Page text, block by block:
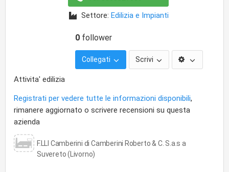
Settore: Edilizia e Impianti
0 follower
Collegati Scrivi
Attivita' edilizia
Registrati per vedere tutte le informazioni disponibili,
rimanere aggiornato o scrivere recensioni su questa
azienda
F.LLI Camberini di Camberini Roberto & C. S.a.s a
Suvereto (Livorno)